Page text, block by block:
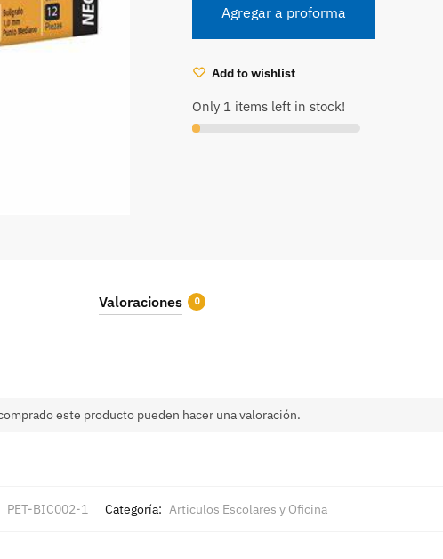
NEGRO
(ML-
11023
cantidad
Agregar a proforma
Add to wishlist
Only 1 items left in stock!
Valoraciones 0
este producto pueden hacer una valoración.
PET-BIC002-1 Categoría: Articulos Escolares y Oficina